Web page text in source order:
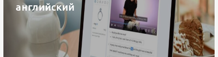
английский